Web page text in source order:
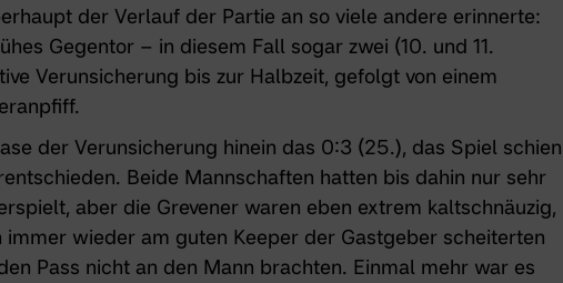
der Verlauf der Partie an so viele andere erinnerte:
Gegentor – in diesem Fall sogar zwei (10. und 11.
Verunsicherung bis zur Halbzeit, gefolgt von einem
der Verunsicherung hinein das 0:3 (25.), das Spiel schien
Beide Mannschaften hatten bis dahin nur sehr
aber die Grevener waren eben extrem kaltschnäuzig,
immer wieder am guten Keeper der Gastgeber scheiterten
Pass nicht an den Mann brachten. Einmal mehr war es